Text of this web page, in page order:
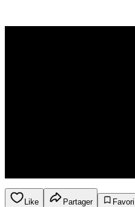
Like Partager
Favori